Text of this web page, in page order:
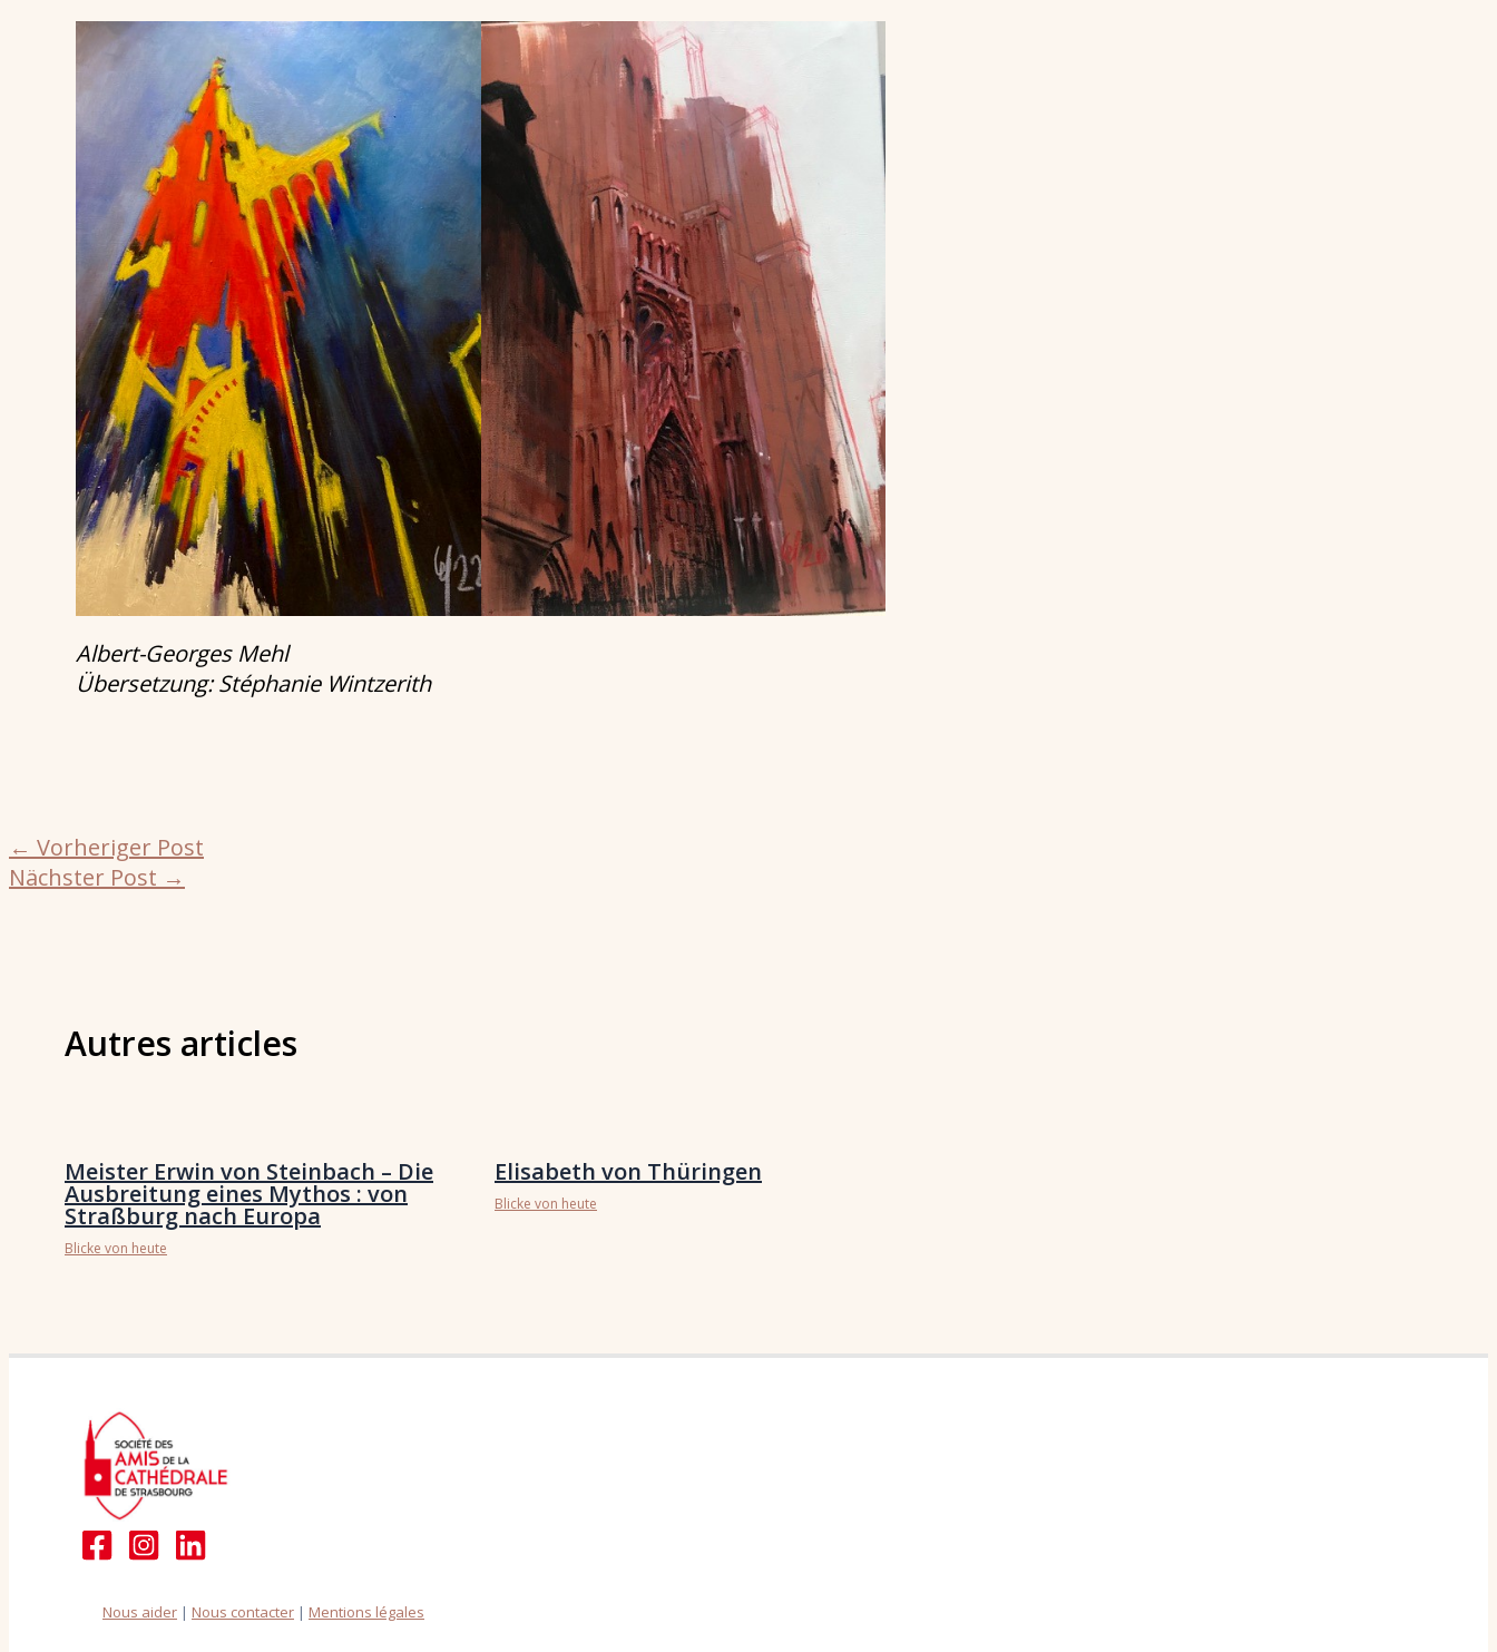
Albert-Georges Mehl
Übersetzung: Stéphanie Wintzerith
← Vorheriger Post
Nächster Post →
Autres articles
Meister Erwin von Steinbach – Die
Ausbreitung eines Mythos : von
Straßburg nach Europa
Blicke von heute
Elisabeth von Thüringen
Blicke von heute
Nous aider | Nous contacter | Mentions légales